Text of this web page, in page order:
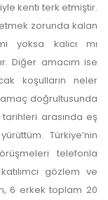
kenti terk etmiştir.
zorunda kalan
yoksa kalıcı mı
Diğer amacım ise
koşulların neler
doğrultusunda
tarihleri arasında eş
Türkiye’nin
telefonla
gözlem ve
6 erkek toplam 20